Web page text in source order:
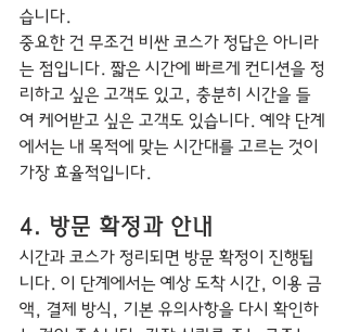
습니다.
중요한 건 무조건 비싼 코스가 정답은 아니라
는 점입니다. 짧은 시간에 빠르게 컨디션을 정
리하고 싶은 고객도 있고, 충분히 시간을 들
여 케어받고 싶은 고객도 있습니다. 예약 단계
에서는 내 목적에 맞는 시간대를 고르는 것이
가장 효율적입니다.
4. 방문 확정과 안내
시간과 코스가 정리되면 방문 확정이 진행됩
니다. 이 단계에서는 예상 도착 시간, 이용 금
액, 결제 방식, 기본 유의사항을 다시 확인하